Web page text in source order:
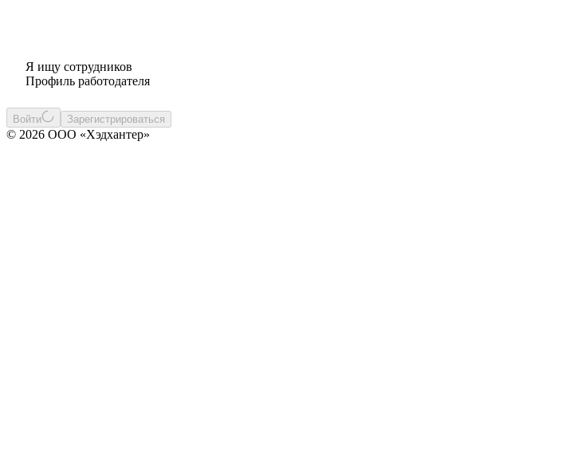
Я ищу сотрудников
Профиль работодателя
Войти Зарегистрироваться
© 2026 ООО «Хэдхантер»